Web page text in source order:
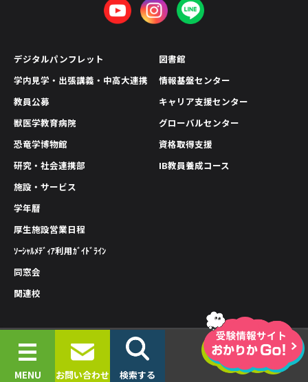
MENU お問い合わせ 検索する
デジタルパンフレット
学内見学・出張講義・中高大連携
教員公募
獣医学教育病院
恐竜学博物館
研究・社会連携部
図書館
情報基盤センター
キャリア支援センター
グローバルセンター
資格取得支援
IB教員養成コース
施設・サービス
学年暦
厚生施設営業日程
ｿｰｼｬﾙﾒﾃﾞｨｱ利用ｶﾞｲﾄﾞﾗｲﾝ
同窓会
関連校
情報公開
プライバシーポリシー
サイトポリシー